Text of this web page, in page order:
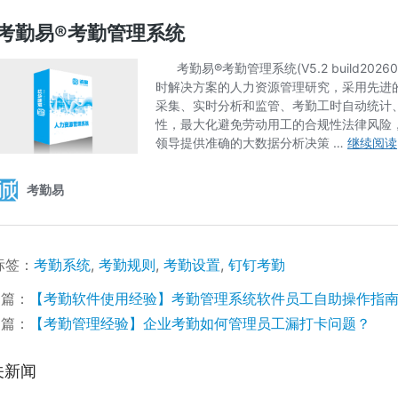
签： 考勤系统, 考勤规则, 考勤设置, 钉钉考勤
：
【考勤软件使用经验】考勤管理系统软件员工自助操作指南
：
【考勤管理经验】企业考勤如何管理员工漏打卡问题？
新闻